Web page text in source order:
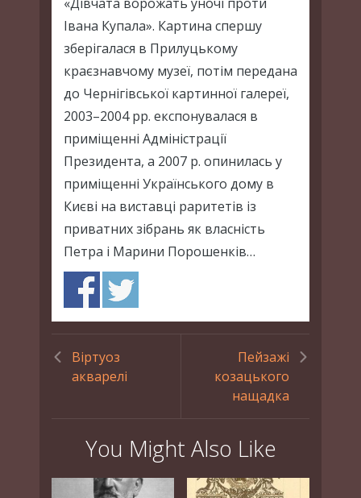
Івана Купала». Картина спершу
зберігалася в Прилуцькому
краєзнавчому музеї, потім передана
до Чернігівської картинної галереї,
2003–2004 рр. експонувалася в
приміщенні Адміністрації
Президента, а 2007 р. опинилась у
приміщенні Українського дому в
Києві на виставці раритетів із
приватних зібрань як власність
Петра і Марини Порошенків…
Віртуоз
акварелі
Пейзажі
козацького
нащадка
You Might Also Like